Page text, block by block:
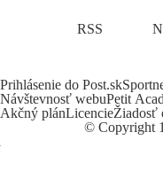
RSS
Prihlásenie do Post.sk
Návštevnosť webuPetit
Akčný plánLicencieŽiadosť
© Copyright